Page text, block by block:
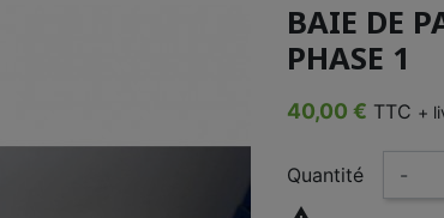
BAIE DE
PHASE 1
40,00 € TTC +
Quantité -